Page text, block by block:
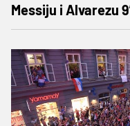
Messiju i Alvarezu